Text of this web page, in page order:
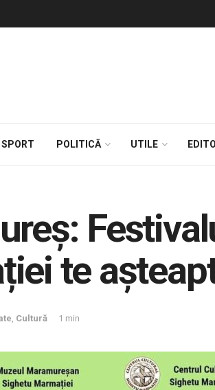
SPORT POLITICĂ UTILE
te
, Cultură 1 min